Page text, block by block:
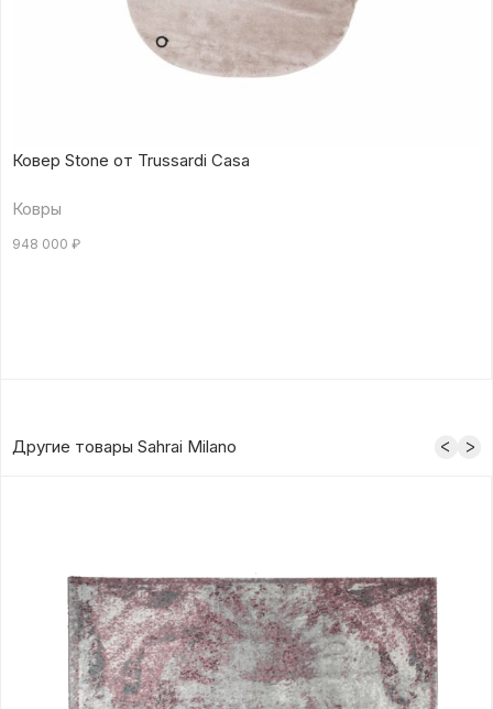
Ковер Stone от Trussardi Casa
Ковры
948 000 ₽
Другие товары Sahrai Milano